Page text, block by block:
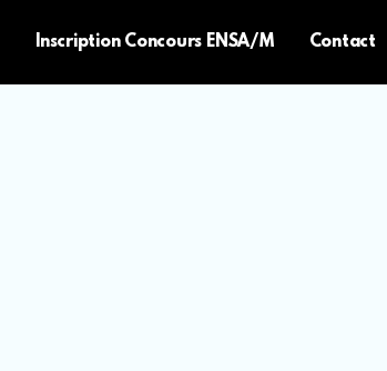
Inscription Concours ENSA/M Contact